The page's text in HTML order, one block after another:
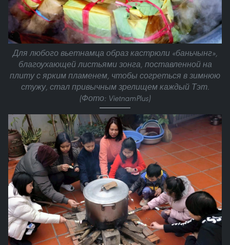
Для любого вьетнамца образ кастрюли «баньчынг»,
благоухающей листьями зонга, поставленной на
плиту с ярким пламенем, чтобы согреться в зимнюю
стужу, стал привычным зрелищем каждый Тэт.
(Фото: VietnamPlus)